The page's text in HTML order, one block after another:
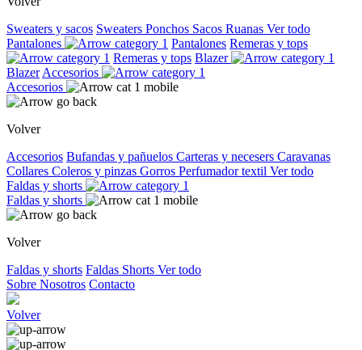
Sweaters y sacos Sweaters Ponchos Sacos Ruanas Ver todo
Pantalones
Pantalones Remeras y tops
Remeras y tops Blazer
Blazer Accesorios
Accesorios
Volver
Accesorios Bufandas y pañuelos Carteras y necesers Caravanas
Collares Coleros y pinzas Gorros Perfumador textil Ver todo
Faldas y shorts
Faldas y shorts
Volver
Faldas y shorts Faldas Shorts Ver todo
Sobre Nosotros Contacto
Volver